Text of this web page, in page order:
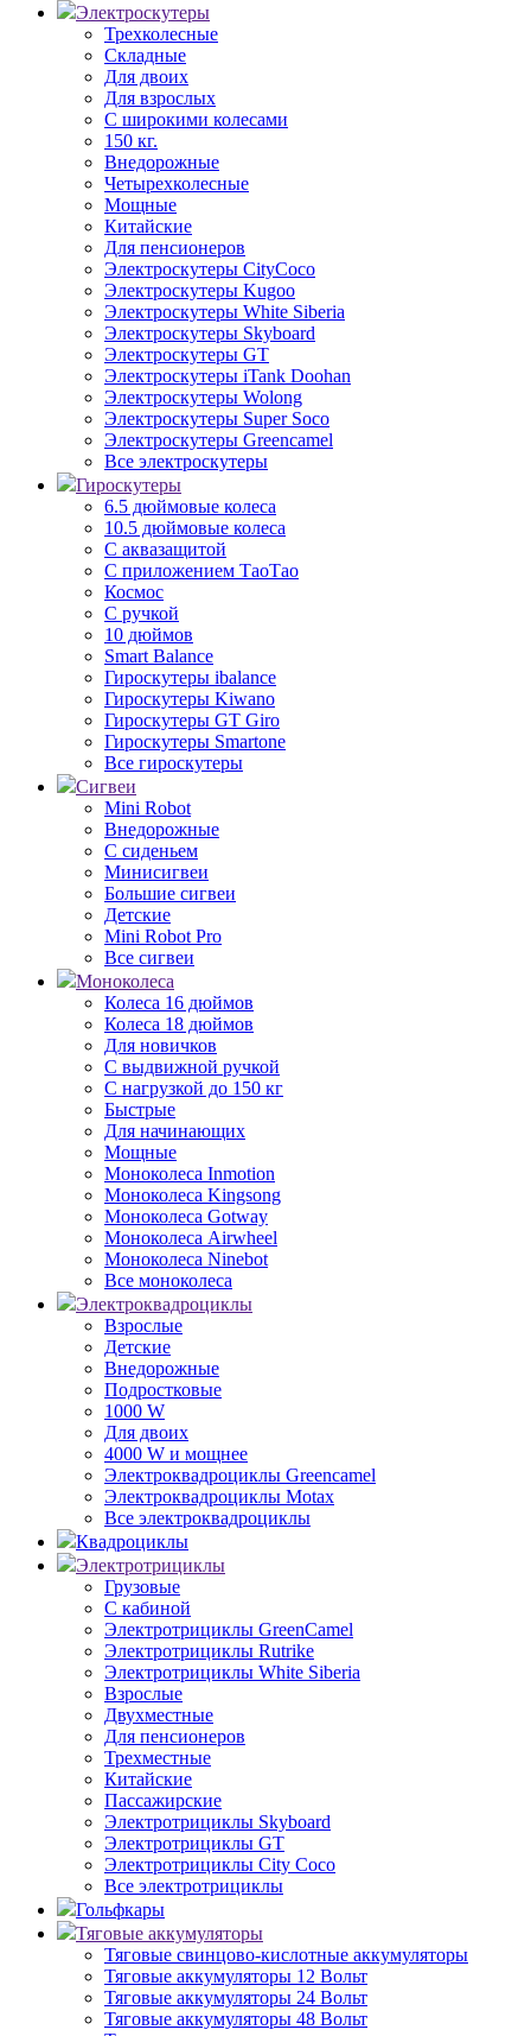
Электроскутеры
Трехколесные
Складные
Для двоих
Для взрослых
С широкими колесами
150 кг.
Внедорожные
Четырехколесные
Мощные
Китайские
Для пенсионеров
Электроскутеры CityCoco
Электроскутеры Kugoo
Электроскутеры White Siberia
Электроскутеры Skyboard
Электроскутеры GT
Электроскутеры iTank Doohan
Электроскутеры Wolong
Электроскутеры Super Soco
Электроскутеры Greencamel
Все электроскутеры
Гироскутеры
6.5 дюймовые колеса
10.5 дюймовые колеса
С аквазащитой
С приложением ТаоТао
Космос
С ручкой
10 дюймов
Smart Balance
Гироскутеры ibalance
Гироскутеры Kiwano
Гироскутеры GT Giro
Гироскутеры Smartone
Все гироскутеры
Сигвеи
Mini Robot
Внедорожные
С сиденьем
Минисигвеи
Большие сигвеи
Детские
Mini Robot Pro
Все сигвеи
Моноколеса
Колеса 16 дюймов
Колеса 18 дюймов
Для новичков
С выдвижной ручкой
С нагрузкой до 150 кг
Быстрые
Для начинающих
Мощные
Моноколеса Inmotion
Моноколеса Kingsong
Моноколеса Gotway
Моноколеса Airwheel
Моноколеса Ninebot
Все моноколеса
Электроквадроциклы
Взрослые
Детские
Внедорожные
Подростковые
1000 W
Для двоих
4000 W и мощнее
Электроквадроциклы Greencamel
Электроквадроциклы Motax
Все электроквадроциклы
Квадроциклы
Электротрициклы
Грузовые
С кабиной
Электротрициклы GreenCamel
Электротрициклы Rutrike
Электротрициклы White Siberia
Взрослые
Двухместные
Для пенсионеров
Трехместные
Китайские
Пассажирские
Электротрициклы Skyboard
Электротрициклы GT
Электротрициклы City Coco
Все электротрициклы
Гольфкары
Тяговые аккумуляторы
Тяговые свинцово-кислотные аккумуляторы
Тяговые аккумуляторы 12 Вольт
Тяговые аккумуляторы 24 Вольт
Тяговые аккумуляторы 48 Вольт